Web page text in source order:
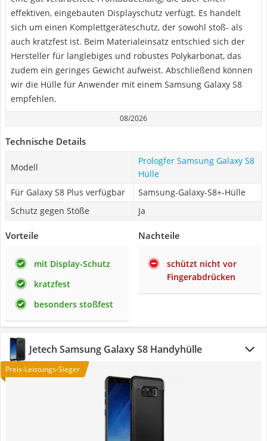
effektiven, eingebauten Displayschutz verfügt. Es handelt
sich um einen Komplettgeräteschutz, der sowohl stoß- als
auch kratzfest ist. Beim Materialeinsatz entschied sich der
Hersteller für langlebiges und robustes Polykarbonat, das
zudem ein geringes Gewicht aufweist. Abschließend können
wir die Hülle für Anwender mit einem Samsung Galaxy S8
empfehlen.
08/2026
Technische Details
Modell
Prologfer Samsung Galaxy S8
Hülle
Für Galaxy S8 Plus verfügbar
Samsung-Galaxy-S8+-Hülle
Schutz gegen Stöße
Ja
Vorteile
mit Display-Schutz
kratzfest
besonders stoßfest
Nachteile
schützt nicht vor
Fingerabdrücken
Jetech Samsung Galaxy S8 Handyhülle
Preis-Leistungs-Sieger